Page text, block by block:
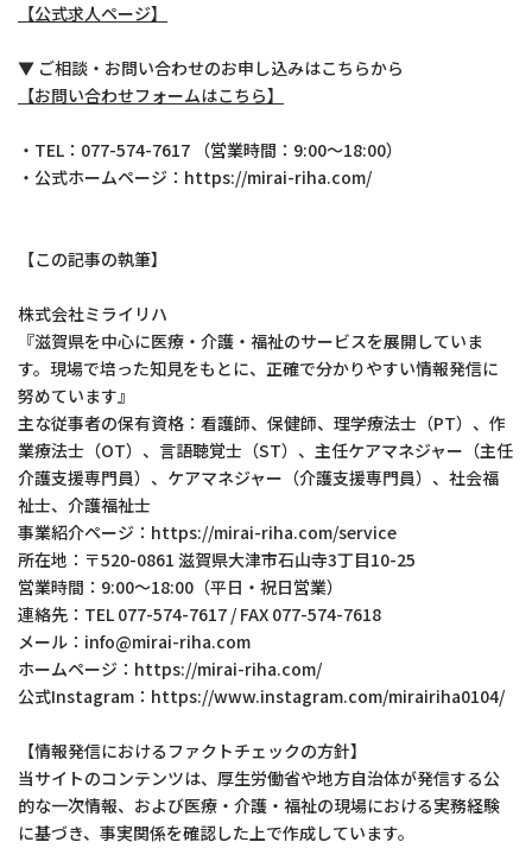
【公式求人ページ】
▼ ご相談・お問い合わせのお申し込みはこちらから
【お問い合わせフォームはこちら】
・TEL：077-574-7617 （営業時間：9:00～18:00）
・公式ホームページ：https://mirai-riha.com/
【この記事の執筆】
株式会社ミライリハ
『滋賀県を中心に医療・介護・福祉のサービスを展開していま
す。現場で培った知見をもとに、正確で分かりやすい情報発信に
努めています』
主な従事者の保有資格：看護師、保健師、理学療法士（PT）、作
業療法士（OT）、言語聴覚士（ST）、主任ケアマネジャー（主任
介護支援専門員）、ケアマネジャー（介護支援専門員）、社会福
祉士、介護福祉士
事業紹介ページ：https://mirai-riha.com/service
所在地：〒520-0861 滋賀県大津市石山寺3丁目10-25
営業時間：9:00～18:00（平日・祝日営業）
連絡先：TEL 077-574-7617 / FAX 077-574-7618
メール：info@mirai-riha.com
ホームページ：https://mirai-riha.com/
公式Instagram：https://www.instagram.com/mirairiha0104/
【情報発信におけるファクトチェックの方針】
当サイトのコンテンツは、厚生労働省や地方自治体が発信する公
的な一次情報、および医療・介護・福祉の現場における実務経験
に基づき、事実関係を確認した上で作成しています。